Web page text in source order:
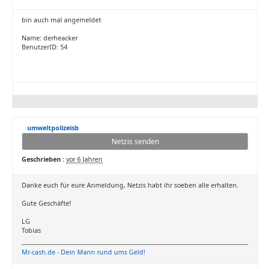
bin auch mal angemeldet
Name: derheacker
BenutzerID: 54
umweltpolizeisb
Netzis senden
Geschrieben : vor 6 Jahren
Danke euch für eure Anmeldung, Netzis habt ihr soeben alle erhalten.
Gute Geschäfte!
LG
Tobias
Mr-cash.de - Dein Mann rund ums Geld!